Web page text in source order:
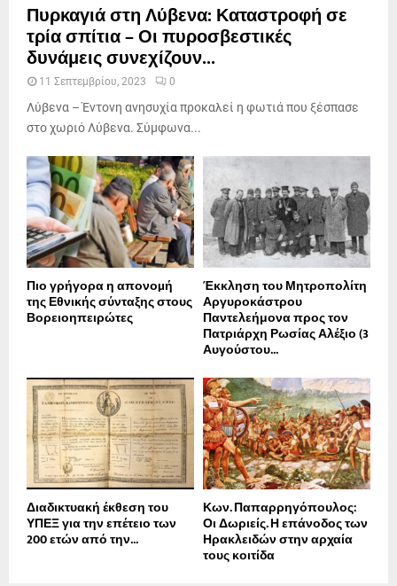
Πυρκαγιά στη Λύβενα: Καταστροφή σε
τρία σπίτια – Οι πυροσβεστικές
δυνάμεις συνεχίζουν...
11 Σεπτεμβρίου, 2023 0
Λύβενα – Έντονη ανησυχία προκαλεί η φωτιά που ξέσπασε
στο χωριό Λύβενα. Σύμφωνα...
Πιο γρήγορα η απονοµή
της Εθνικής σύνταξης στους
Βορειοηπειρώτες
Έκκληση του Μητροπολίτη
Αργυροκάστρου
Παντελεήμονα προς τον
Πατριάρχη Ρωσίας Αλέξιο (3
Αυγούστου...
Διαδικτυακή έκθεση του
ΥΠΕΞ για την επέτειο των
200 ετών από την...
Κων. Παπαρρηγόπουλος:
Οι Δωριείς. Η επάνοδος των
Ηρακλειδών στην αρχαία
τους κοιτίδα